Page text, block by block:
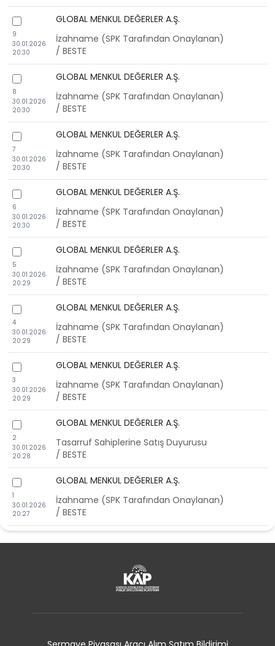
checkbox
9
30.01.2026
20:30
GLOBAL MENKUL DEĞERLER A.Ş.
İzahname (SPK Tarafından Onaylanan)
/ BESTE
checkbox
8
30.01.2026
20:30
GLOBAL MENKUL DEĞERLER A.Ş.
İzahname (SPK Tarafından Onaylanan)
/ BESTE
checkbox
7
30.01.2026
20:30
GLOBAL MENKUL DEĞERLER A.Ş.
İzahname (SPK Tarafından Onaylanan)
/ BESTE
checkbox
6
30.01.2026
20:30
GLOBAL MENKUL DEĞERLER A.Ş.
İzahname (SPK Tarafından Onaylanan)
/ BESTE
checkbox
5
30.01.2026
20:29
GLOBAL MENKUL DEĞERLER A.Ş.
İzahname (SPK Tarafından Onaylanan)
/ BESTE
checkbox
4
30.01.2026
20:29
GLOBAL MENKUL DEĞERLER A.Ş.
İzahname (SPK Tarafından Onaylanan)
/ BESTE
checkbox
3
30.01.2026
20:29
GLOBAL MENKUL DEĞERLER A.Ş.
İzahname (SPK Tarafından Onaylanan)
/ BESTE
checkbox
2
30.01.2026
20:28
GLOBAL MENKUL DEĞERLER A.Ş.
Tasarruf Sahiplerine Satış Duyurusu
/ BESTE
checkbox
1
30.01.2026
20:27
GLOBAL MENKUL DEĞERLER A.Ş.
İzahname (SPK Tarafından Onaylanan)
/ BESTE